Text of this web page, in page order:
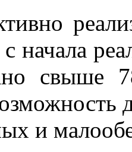
начала
свыше
и